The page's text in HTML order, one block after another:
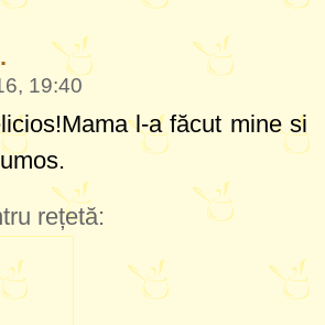
19:40
l-a făcut mine si
rețetă: